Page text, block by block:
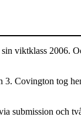
viktklass 2006.
Covington tog
submission och